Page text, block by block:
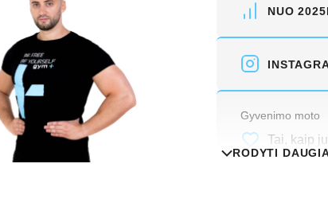
NUO
Gyvenimo moto
Tai, kaip
RODYTI